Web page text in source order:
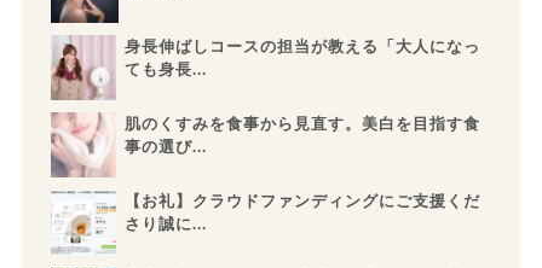
身長伸ばしコースの担当が教える「大人になっ
ても身長...
肌のくすみを食事から見直す。美白を目指す食
事の選び...
【お礼】クラウドファンディングにご支援くだ
さり誠に...